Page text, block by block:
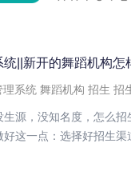
||新开的舞蹈机构怎
理系统 舞蹈机构 招生 招
生源，没知名度，怎么招
这一点：选择好招生渠